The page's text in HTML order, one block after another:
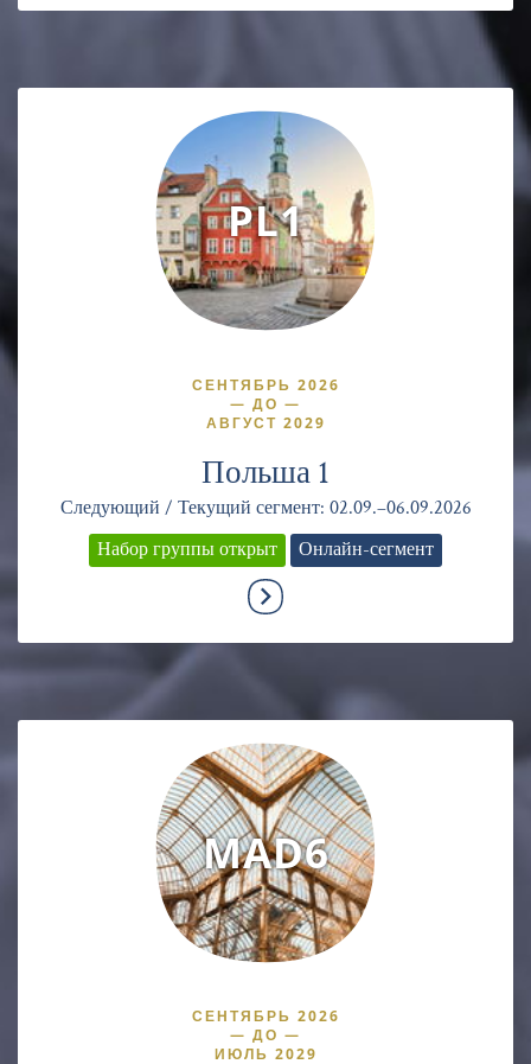
PL1
СЕНТЯБРЬ 2026
— ДО —
АВГУСТ 2029
Польша 1
Следующий / Текущий сегмент: 02.09.–06.09.2026
Набор группы открыт
Онлайн-сегмент
MAD6
СЕНТЯБРЬ 2026
— ДО —
ИЮЛЬ 2029